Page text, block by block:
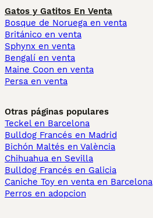
Gatos y Gatitos En Venta
Bosque de Noruega en venta
Británico en venta
Sphynx en venta
Bengalí en venta
Maine Coon en venta
Persa en venta
Otras páginas populares
Teckel en Barcelona
Bulldog Francés en Madrid
Bichón Maltés en València
Chihuahua en Sevilla
Bulldog Francés en Galicia
Caniche Toy en venta en Barcelona
Perros en adopcion